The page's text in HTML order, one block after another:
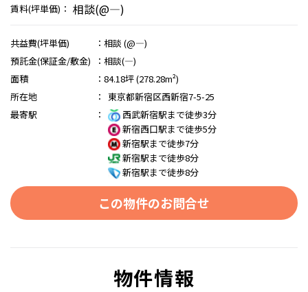
賃料(坪単価)： 相談(@―)
共益費(坪単価) ： 相談 (@―)
預託金(保証金/敷金)
： 相談(―)
面積
： 84.18坪 (278.28m²)
所在地
：
東京都新宿区西新宿7-5-25
最寄駅
：
西武新宿駅まで徒歩3分
新宿西口駅まで徒歩5分
新宿駅まで徒歩7分
新宿駅まで徒歩8分
新宿駅まで徒歩8分
この物件のお問合せ
物件情報